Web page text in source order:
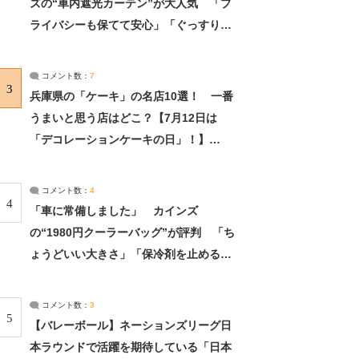
ズの“車内遮光カーテン”が大人気 「プ
ライバシーも保てて安心」「ぐっすり眠
3
コメント数： 7
兵庫県の「ケーキ」の名店10選！ 一番
うまいと思う店はどこ？【7月12日は
「デコレーションケーキの日」！】
4
コメント数： 4
「車に常備しました」 カインズ
の“1980円クーラーバッグ”が評判 「ち
ょうどいい大きさ」「保冷剤を止めるベ
5
コメント数： 3
【バレーボール】ネーションズリーグ日
本ラウンドで活躍を期待している「日本